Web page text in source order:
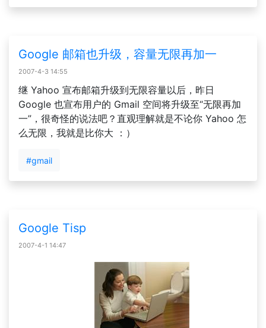
Google 邮箱也升级，容量无限再加一
2007-4-3 14:55
继 Yahoo 宣布邮箱升级到无限容量以后，昨日
Google 也宣布用户的 Gmail 空间将升级至“无限再加
一”，很奇怪的说法吧？直观理解就是不论你 Yahoo 怎
么无限，我就是比你大 ：）
#gmail
Google Tisp
2007-4-1 14:47